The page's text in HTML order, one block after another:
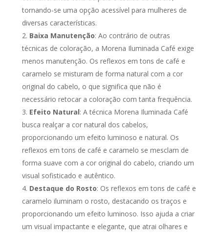
tornando-se uma opção acessível para mulheres de
diversas características.
Baixa Manutenção: Ao contrário de outras
técnicas de coloração, a Morena Iluminada Café exige
menos manutenção. Os reflexos em tons de café e
caramelo se misturam de forma natural com a cor
original do cabelo, o que significa que não é
necessário retocar a coloração com tanta frequência.
Efeito Natural: A técnica Morena Iluminada Café
busca realçar a cor natural dos cabelos,
proporcionando um efeito luminoso e natural. Os
reflexos em tons de café e caramelo se mesclam de
forma suave com a cor original do cabelo, criando um
visual sofisticado e autêntico.
Destaque do Rosto: Os reflexos em tons de café e
caramelo iluminam o rosto, destacando os traços e
proporcionando um efeito luminoso. Isso ajuda a criar
um visual impactante e elegante, que atrai olhares e